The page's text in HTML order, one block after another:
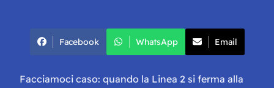
Facebook WhatsApp Email
Facciamoci caso: quando la Linea 2 si ferma alla